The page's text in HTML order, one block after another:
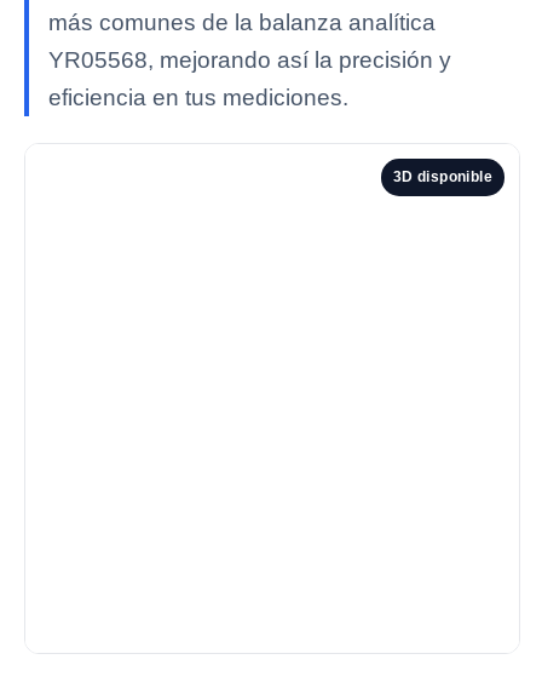
más comunes de la balanza analítica
YR05568, mejorando así la precisión y
eficiencia en tus mediciones.
3D disponible